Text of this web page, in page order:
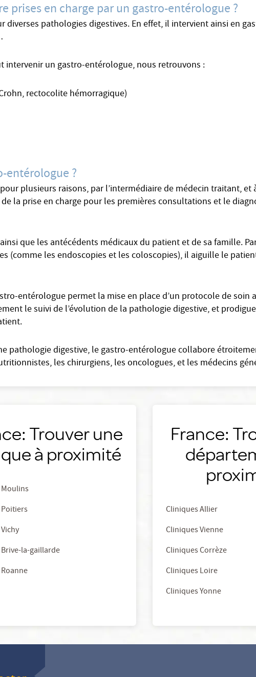
prises en charge par un gastro-entérologue ?
pathologies digestives. En effet, il intervient ainsi en
intervenir un gastro-entérologue, nous retrouvons :
rectocolite hémorragique)
entérologue ?
plusieurs raisons, par l’intermédiaire de médecin traitant, et
la prise en charge pour les premières consultations et le
que les antécédents médicaux du patient et de sa famille.
(comme les endoscopies et les coloscopies), il aiguille le
entérologue permet la mise en place d’un protocole de soin
le suivi de l’évolution de la pathologie digestive, et
pathologie digestive, le gastro-entérologue collabore
les chirurgiens, les oncologues, et les médecins
Trouver une
à proximité
la-gaillarde
France:
Cliniques Allier
Cliniques Vienne
Cliniques Corrèze
Cliniques Loire
Cliniques Yonne